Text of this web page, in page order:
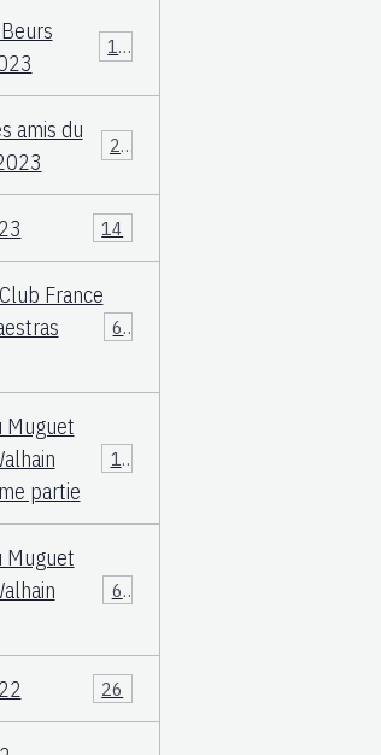
12
amis du
25
14
France
64
Muguet
partie
135
Muguet
60
26